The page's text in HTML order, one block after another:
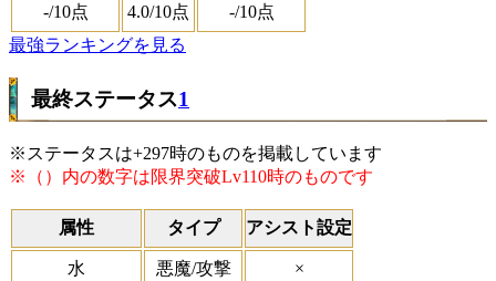
-/10点 4.0/10点 -/10点
最強ランキングを見る
最終ステータス1
※ステータスは+297時のものを掲載しています
※（）内の数字は限界突破Lv110時のものです
属性 タイプ アシスト設定
水 悪魔/攻撃 ×